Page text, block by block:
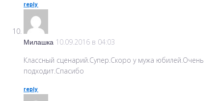
reply
Милашка 10.09.2016 в 04:03
Классный сценарий.Супер.Скоро у мужа юбилей.Очень
подходит.Спасибо
reply